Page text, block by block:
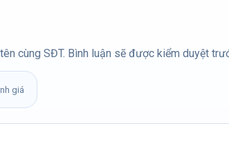
cùng SĐT. Bình luận sẽ được kiểm duyệt
giá